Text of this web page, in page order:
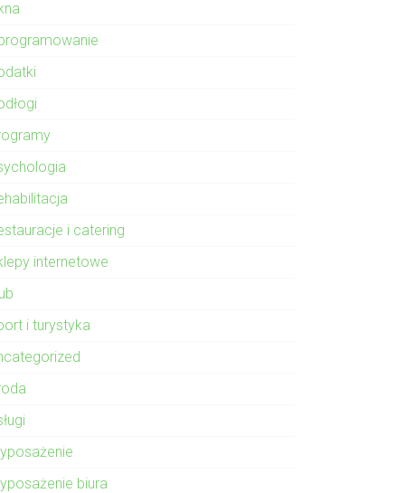
i catering
internetowe
i turystyka
biura